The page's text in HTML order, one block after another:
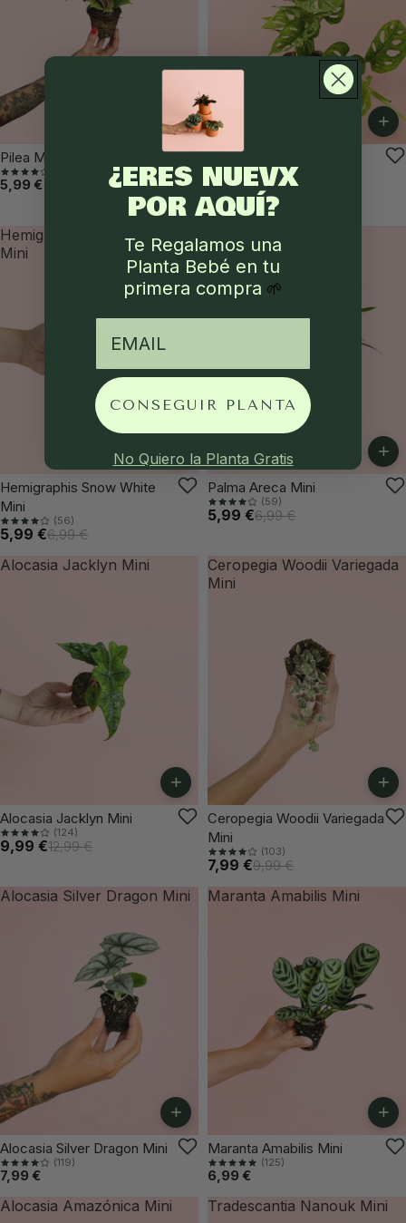
VUELVE PRONTO
Pilea Moon Valley Mini
5,99 €
-25%
+
Monstera Monkey
Adansonii M
(127)
14,99 € 19,99 €
Hemigraphis Snow White
Mini
-14%
+
Hemigraphis Snow White
Mini
(56)
5,99 €6,99 €
-14%
+
Palma Areca Mini
(59)
5,99 €6,99 €
Alocasia Jacklyn Mini
-23%
+
Alocasia Jacklyn Mini
(124)
9,99 €12,99 €
Ceropegia Woodii Variegada
Mini
-20%
+
Ceropegia Woodii Variegada
Mini
(103)
7,99 €9,99 €
Alocasia Silver Dragon Mini
ÚLTIMAS UNIDADES
+
Alocasia Silver Dragon Mini
(119)
7,99 €
Maranta Amabilis Mini
+
Maranta Amabilis Mini
(125)
6,99 €
Alocasia Amazónica Mini Tradescantia Nanouk Mini
¿ERES NUEVX
POR AQUÍ?
Te Regalamos una
Planta Bebé en tu
primera compra 🌱
CONSEGUIR PLANTA
No Quiero la Planta Gratis